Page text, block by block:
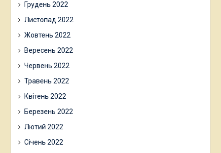
Грудень 2022
Листопад 2022
Жовтень 2022
Вересень 2022
Червень 2022
Травень 2022
Квітень 2022
Березень 2022
Лютий 2022
Січень 2022